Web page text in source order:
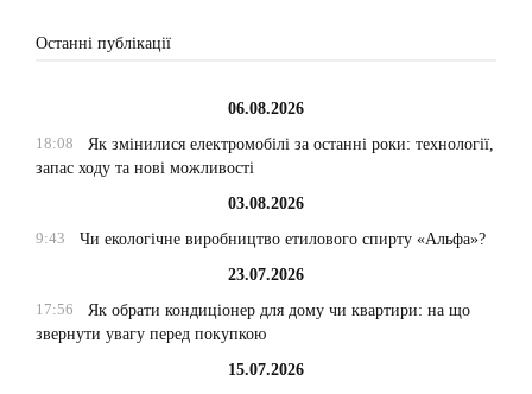
Останні публікації
06.08.2026
18:08
Як змінилися електромобілі за останні роки: технології,
запас ходу та нові можливості
03.08.2026
9:43
Чи екологічне виробництво етилового спирту «Альфа»?
23.07.2026
17:56
Як обрати кондиціонер для дому чи квартири: на що
звернути увагу перед покупкою
15.07.2026